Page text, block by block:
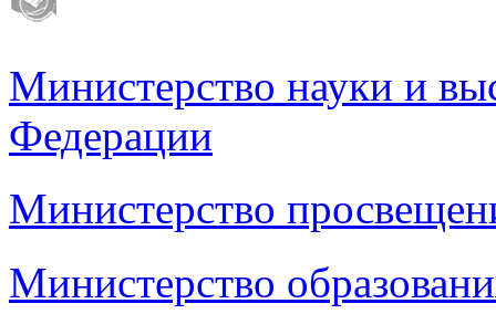
Министерство науки и
Федерации
Министерство
Министерство